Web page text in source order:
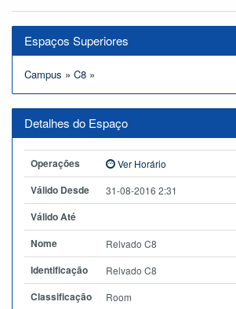
Espaços Superiores
Campus » C8 »
Detalhes do Espaço
Operações Ver Horário
Válido Desde 31-08-2016 2:31
Válido Até
Nome
Relvado C8
Identificação Relvado C8
Classificação Room